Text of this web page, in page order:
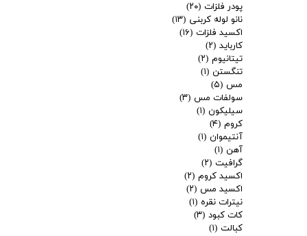
پودر فلزات (۲۰)
نانو لوله کربنی (۱۳)
اکسید فلزات (۱۶)
کارباید (۲)
تیتانیوم (۲)
تنگستن (۱)
مس (۵)
سولفات مس (۳)
سیلیکون (۱)
کروم (۴)
آنتیموان (۱)
آهن (۱)
گرافیت (۲)
اکسید کروم (۲)
اکسید مس (۲)
نیترات نقره (۱)
کات کبود (۳)
کبالت (۱)